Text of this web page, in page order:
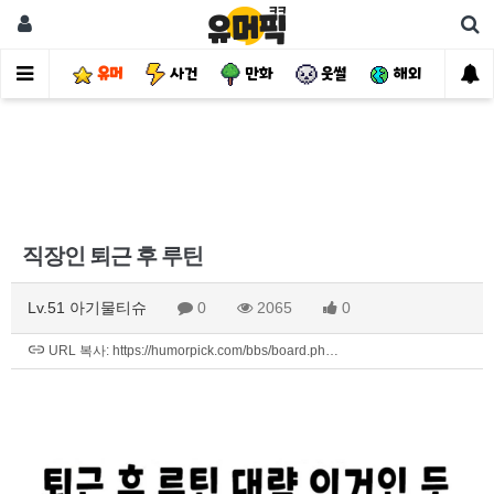
유머 사건 만화 웃썰 해외 핫
직장인 퇴근 후 루틴
Lv.51 아기물티슈 0 2065 0
URL 복사: https://humorpick.com/bbs/board.ph…